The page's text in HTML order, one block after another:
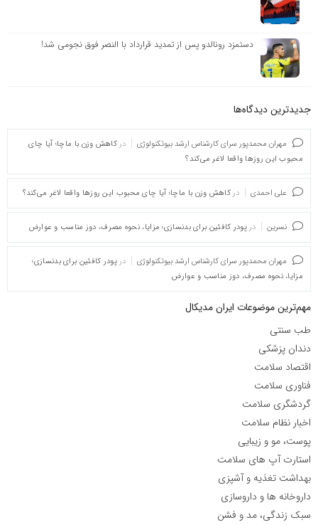
دستمزد رونالدو پس از تمدید قرارداد با النصر فوق نجومی شد!
جدیدترین دیدگاه‌‌ها
مهران محمدپور سرای کارشناس ارشد بیوتکنولوژی در کاهش وزن با ماچا؛ آیا چای
محبوب این روزها واقعا لاغر می‌کند؟
علی احمدی در کاهش وزن با ماچا؛ آیا چای محبوب این روزها واقعا لاغر می‌کند؟
نسرین در پودر کافئین برای بدنسازی؛ مزایا، نحوه مصرف، دوز مناسب و عوارض
مهران محمدپور سرای کارشناس ارشد بیوتکنولوژی در پودر کافئین برای بدنسازی؛
مزایا، نحوه مصرف، دوز مناسب و عوارض
مهم‌ترین موضوعات ایران مدیکال
طب سنتی
دندان پزشکی
اقتصاد سلامت
فناوری سلامت
گردشگری سلامت
اخبار نظام سلامت
پوست، مو و زیبایی
استارت آپ های سلامت
بهداشت تغذیه و آشپزی
داروخانه ها و داروسازی
سبک زندگی، مد و فشن